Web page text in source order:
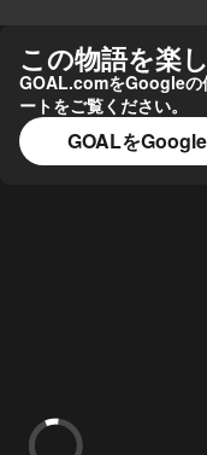
この物語を楽
GOAL.comをGoogleの
ートをご覧ください。
GOALを